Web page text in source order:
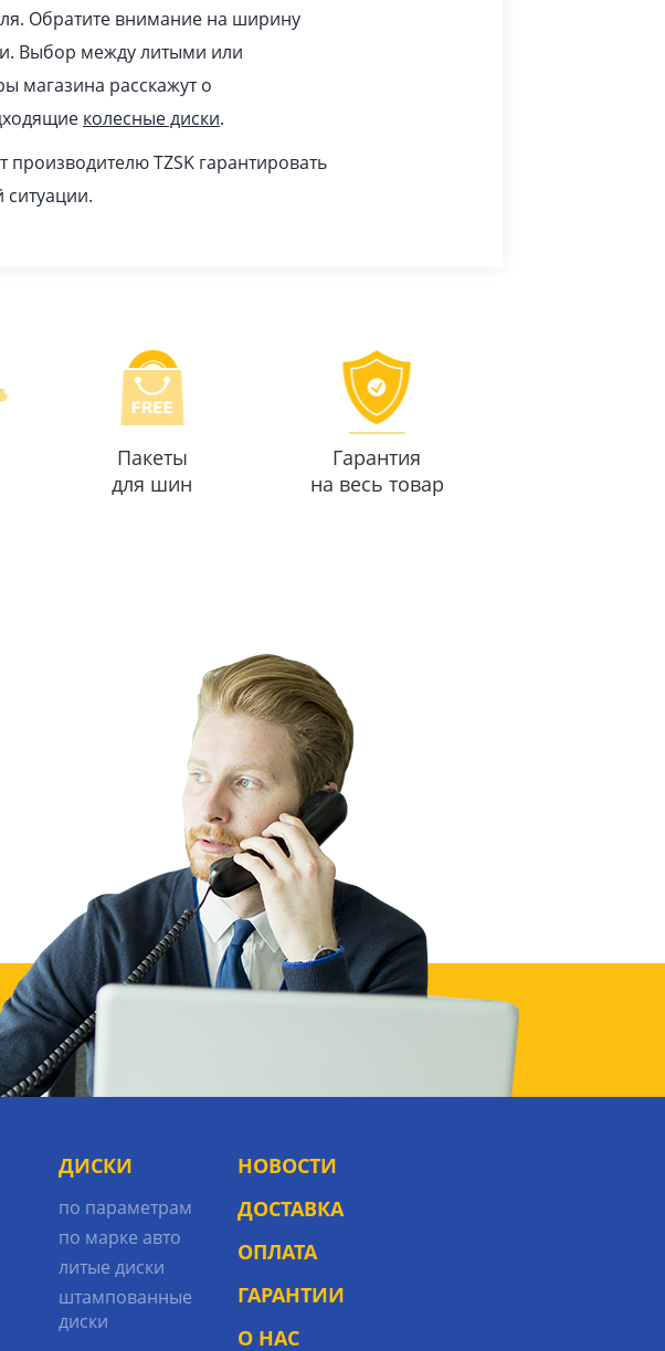
Обратите внимание на ширину
Выбор между литыми или
магазина расскажут о
колесные диски.
TZSK гарантировать
Пакеты
для шин
Гарантия
на весь товар
ДИСКИ
по параметрам
по марке авто
литые диски
штампованные
диски
НОВОСТИ
ДОСТАВКА
ОПЛАТА
ГАРАНТИИ
О НАС